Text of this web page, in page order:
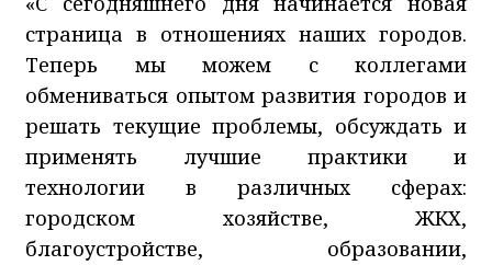
страница в отношениях наших городов.
Теперь мы можем с коллегами
обмениваться опытом развития городов и
решать текущие проблемы, обсуждать и
применять лучшие практики и
технологии в различных сферах:
городском хозяйстве, ЖКХ,
благоустройстве, образовании,